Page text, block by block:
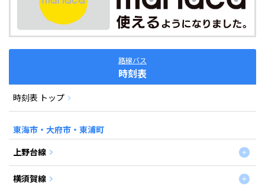
路線バス
時刻表
時刻表 トップ
東海市・大府市・東浦町
上野台線
横須賀線